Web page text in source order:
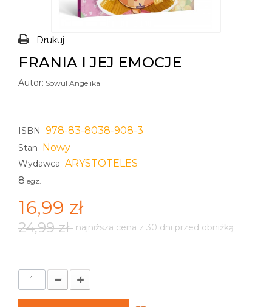
Drukuj
FRANIA I JEJ EMOCJE
Autor: Sowul Angelika
ISBN 978-83-8038-908-3
Stan Nowy
Wydawca ARYSTOTELES
8 egz.
16,99 zł
24,99 zł najniższa cena z 30 dni przed obniżką